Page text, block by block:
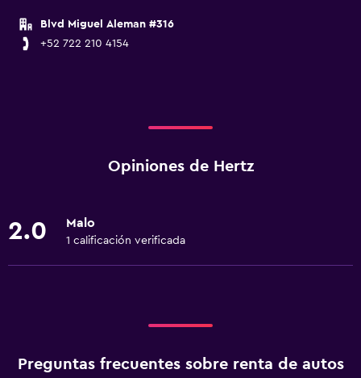
Blvd Miguel Aleman #316
+52 722 210 4154
Opiniones de Hertz
2.0 Malo
1 calificación verificada
Preguntas frecuentes sobre renta de autos